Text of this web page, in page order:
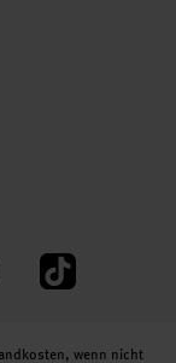
YouTube TikTok
, wenn nicht